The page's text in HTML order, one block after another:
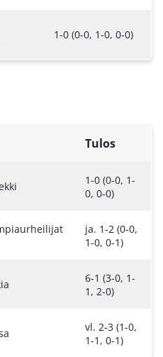
1-0 (0-0, 1-0, 0-0)
Tulos
1-0 (0-0, 1-
0, 0-0)
ja. 1-2 (0-0,
1-0, 0-1)
6-1 (3-0, 1-
1, 2-0)
vl. 2-3 (1-0,
1-1, 0-1)